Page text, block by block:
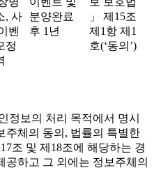
, 사
벤
정
분양완료
후 1년
」 제15조
제1항 제1
호(‘동의’)
정보의 처리 목적에서 명시
주체의 동의, 법률의 특별한
조 및 제18조에 해당하는 경
공하고 그 외에는 정보주체의